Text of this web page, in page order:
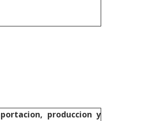
produccion y